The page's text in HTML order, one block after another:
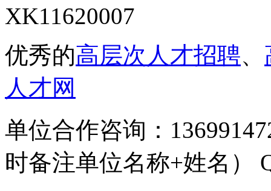
XK11620007
优秀的高层次人才招聘、
人才网
单位合作咨询：
时备注单位名称+姓名）